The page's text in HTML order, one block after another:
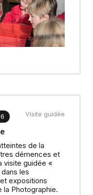
de la
démences et
visite guidée «
les
expositions
Photographie.
Visite guidée